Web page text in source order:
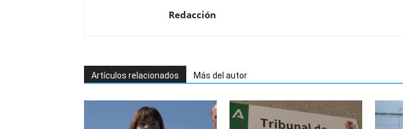
Redacción
Artículos relacionados Más del autor